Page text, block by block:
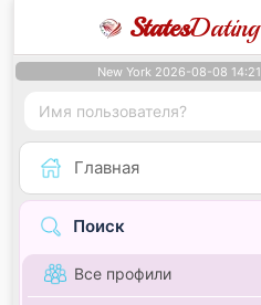
StatesDating
New York 2026-08-08 14:21
Главная
Поиск
Все профили